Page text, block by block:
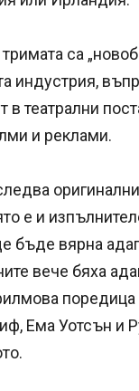
са
индустрия,
в театрални
и реклами.
е и
бъде вярна
вече бяха
поредица
Ема Уотсън и